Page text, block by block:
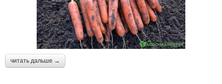
читать дальше →